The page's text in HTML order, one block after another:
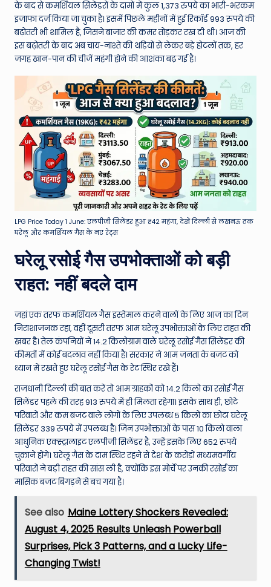
के बाद से कमर्शियल सिलेंडरों के दामों में कुल 1,373 रुपये का भारी-भरकम
इजाफा दर्ज किया जा चुका है। इसमें पिछले महीनों में हुई रिकॉर्ड 993 रुपये की
बढ़ोतरी भी शामिल है, जिसने बाजार की कमर तोड़कर रख दी थी। आज की
इस बढ़ोतरी के बाद अब चाय-नाश्ते की थड़ियों से लेकर बड़े होटलों तक, हर
जगह खान-पान की चीजें महंगी होने की आशंका बढ़ गई है।
LPG Price Today 1 June: एलपीजी सिलेंडर हुआ ₹42 महंगा, देखें दिल्ली से लखनऊ तक
घरेलू और कमर्शियल गैस के नए रेट्स
घरेलू रसोई गैस उपभोक्ताओं को बड़ी
राहत: नहीं बदले दाम
जहां एक तरफ कमर्शियल गैस इस्तेमाल करने वालों के लिए आज का दिन
निराशाजनक रहा, वहीं दूसरी तरफ आम घरेलू उपभोक्ताओं के लिए राहत की
खबर है। तेल कंपनियों ने 14.2 किलोग्राम वाले घरेलू रसोई गैस सिलेंडर की
कीमतों में कोई बदलाव नहीं किया है। सरकार ने आम जनता के बजट को
ध्यान में रखते हुए घरेलू रसोई गैस के रेट स्थिर रखे हैं।
राजधानी दिल्ली की बात करें तो आम ग्राहकों को 14.2 किलो का रसोई गैस
सिलेंडर पहले की तरह 913 रुपये में ही मिलता रहेगा। इसके साथ ही, छोटे
परिवारों और कम बजट वाले लोगों के लिए उपलब्ध 5 किलो का छोटा घरेलू
सिलेंडर 339 रुपये में उपलब्ध है। जिन उपभोक्ताओं के पास 10 किलो वाला
आधुनिक एक्स्ट्रालाइट एलपीजी सिलेंडर है, उन्हें इसके लिए 652 रुपये
चुकाने होंगे। घरेलू गैस के दाम स्थिर रहने से देश के करोड़ों मध्यमवर्गीय
परिवारों ने बड़ी राहत की सांस ली है, क्योंकि इस मोर्चे पर उनकी रसोई का
मासिक बजट बिगड़ने से बच गया है।
See also Maine Lottery Shockers Revealed:
August 4, 2025 Results Unleash Powerball
Surprises, Pick 3 Patterns, and a Lucky Life-
Changing Twist!